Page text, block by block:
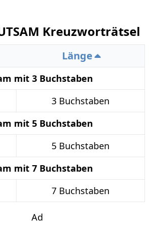
Kreuzworträtsel
Länge
mit 3 Buchstaben
3 Buchstaben
mit 5 Buchstaben
5 Buchstaben
mit 7 Buchstaben
7 Buchstaben
Ad